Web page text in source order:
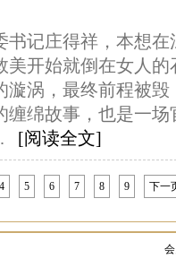
记庄得祥，本想在
美开始就倒在女人
的漩涡，最终前程
缠绵故事，也是一
[阅读全文]
4 5 6 7 8 9 下一